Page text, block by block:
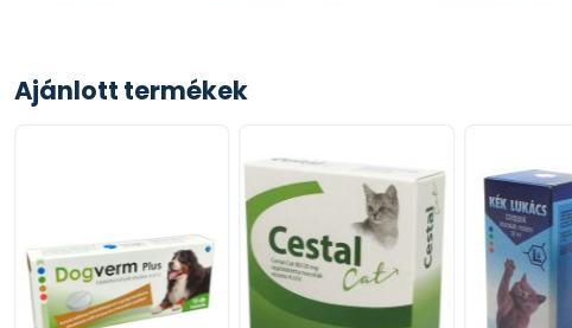
GYÓGYNÖVÉNYKOMPLEX
– Támogatja az egészséges májat és a húgyúti
– Serkenti az emésztést és a puffadás ellen hat.
YUCCA– Erősíti az immunrendszert és csökkenti a széklet
Ajánlott termékek